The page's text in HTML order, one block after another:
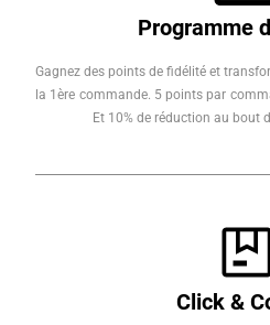
Programme
Gagnez des points de fidélité et
la 1ère commande. 5 points par
Et 10% de réduction au bout
Click &